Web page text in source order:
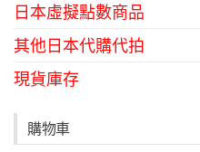
日本虛擬點數商品
其他日本代購代拍
現貨庫存
購物車